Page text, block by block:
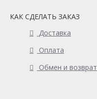
КАК СДЕЛАТЬ ЗАКАЗ
Доставка
Оплата
Обмен и возврат